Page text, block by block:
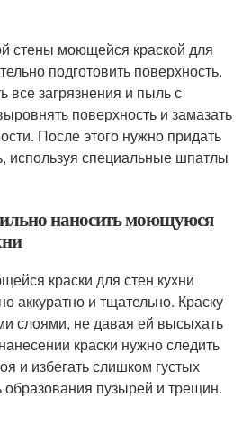
стены моющейся краской для
подготовить поверхность.
все загрязнения и пыль с
поверхность и замазать
После этого нужно придать
используя специальные шпатлы
наносить моющуюся
краски для стен кухни
аккуратно и тщательно. Краску
слоями, не давая ей высыхать
краски нужно следить
и избегать слишком густых
образования пузырей и трещин.